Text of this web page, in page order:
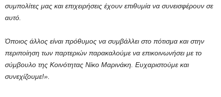
συμπολίτες μας και επιχειρήσεις έχουν επιθυμία να συνεισφέρουν σε
αυτό.
Όποιος άλλος είναι πρόθυμος να συμβάλλει στο πότισμα και στην
περιποίηση των παρτεριών παρακαλούμε να επικοινωνήσει με το
σύμβουλο της Κοινότητας Νίκο Μαρινάκη. Ευχαριστούμε και
συνεχίζουμε!».